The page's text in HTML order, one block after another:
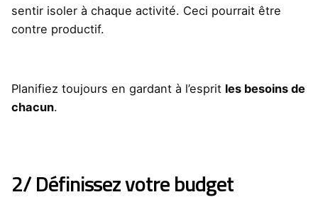
sentir isoler à chaque activité. Ceci pourrait être
contre productif.
Planifiez toujours en gardant à l’esprit les besoins de
chacun.
2/ Définissez votre budget